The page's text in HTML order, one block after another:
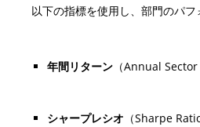
以下の指標を使用し、部門のパフ
年間リターン （Annual Sector
シャープレシオ （Sharpe